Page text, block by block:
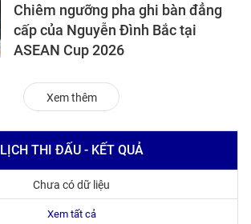
Chiêm ngưỡng pha ghi bàn đẳng
cấp của Nguyễn Đình Bắc tại
ASEAN Cup 2026
Xem thêm
LỊCH THI ĐẤU - KẾT QUẢ
Chưa có dữ liệu
Xem tất cả